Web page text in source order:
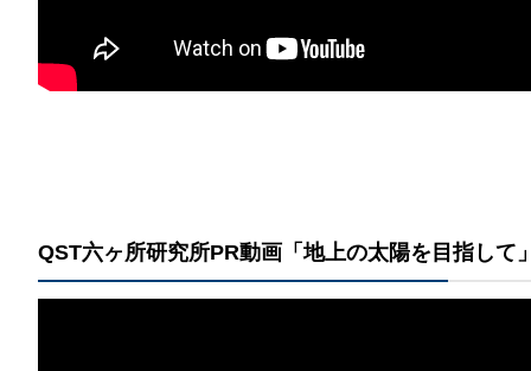
QST​六ヶ所研究所PR動画「地上の太陽を目指して